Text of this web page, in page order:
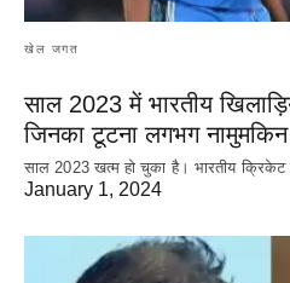
खेल जगत
साल 2023 में भारतीय
जिनका टूटना लगभग नामुमकिन
साल 2023 खत्म हो चुका है। भारतीय
January 1, 2024